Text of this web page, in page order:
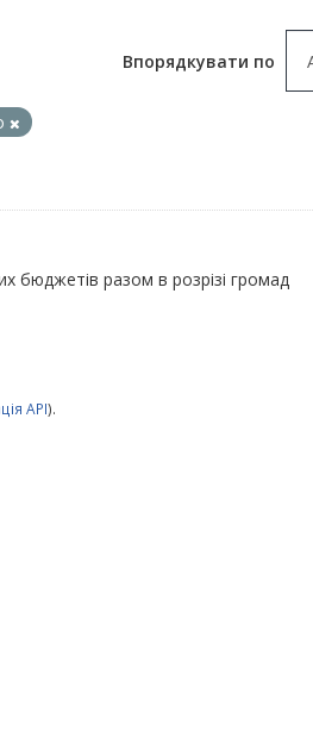
Впорядкувати по
бюджетів разом в розрізі громад
API).